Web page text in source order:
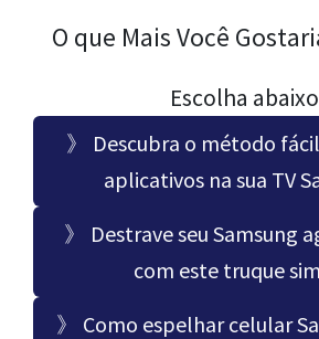
O que Mais Você
Escolha
》 Descubra o método
aplicativos na sua TV
》 Destrave seu Samsung
com este truque
》 Como espelhar celular